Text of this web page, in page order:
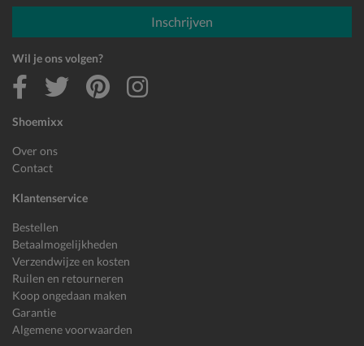
Shoemixx
Over ons
Contact
Klantenservice
Bestellen
Betaalmogelijkheden
Verzendwijze en kosten
Ruilen en retourneren
Koop ongedaan maken
Garantie
Algemene voorwaarden
E-mailadres
Inschrijven
Wil je ons volgen?